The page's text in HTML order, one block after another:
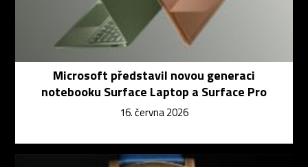
Microsoft představil novou generaci
notebooku Surface Laptop a Surface Pro
16. června 2026